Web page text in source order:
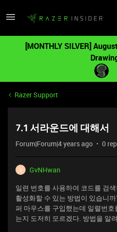
[MONTHLY SILVER]
Razer Support
7.1 서라운드에 대해서
Forum|Forum|4 years ago 0
G
GvNHwan
일련 번호를 사용하여 코드를 검
활성화할 수 있는 방법이 있습니
퍼 마우스를 구입했는데 일렬번
는지 도저히 모르겠다. 방법을 알